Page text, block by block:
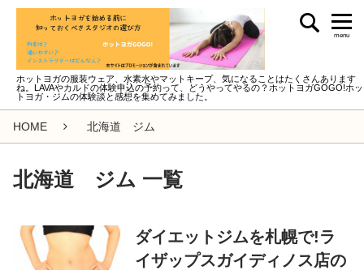
ホットヨガの服装ウェア、水素水やマットキープ、気になることはたくさんあります
ね。LAVAやカルドの体験申込の予約って、どうやってやるの？ホットヨガGOGO!ホッ
トヨガ・ジムの体験談と感想を集めてみました。
menu
HOME 北海道 ジム
北海道 ジム 一覧
ダイエットジムを札幌で!ラ
イザップスガイディノス店の